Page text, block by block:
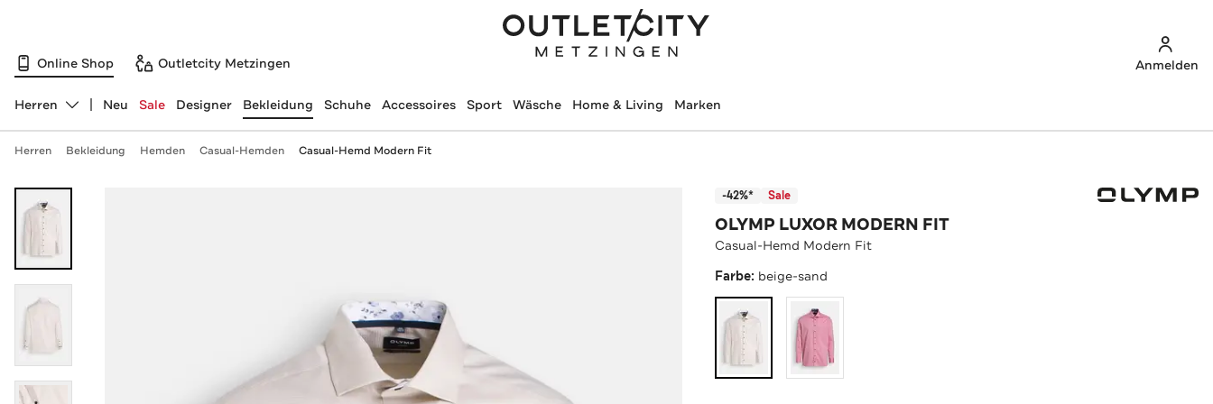
Online Shop Outletcity Metzingen Anmelden
Abteilung ändern, ausgewählt:
Herren Neu Sale Designer Bekleidung Schuhe Accessoires Sport Wäsche Home & Living Marken
Herren Bekleidung Hemden Casual-Hemden Casual-Hemd Modern Fit
-42%* Sale
OLYMP LUXOR MODERN FIT
Casual-Hemd Modern Fit
Farbe: beige-sand